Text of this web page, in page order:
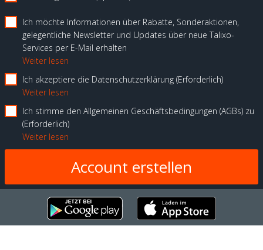
Ich möchte Informationen über Rabatte, Sonderaktionen,
gelegentliche Newsletter und Updates über neue Talixo-
Services per E-Mail erhalten
Weiter lesen
Ich akzeptiere die Datenschutzerklärung Erforderlich
Weiter lesen
Ich stimme den Allgemeinen Geschäftsbedingungen (AGBs) zu
Erforderlich
Weiter lesen